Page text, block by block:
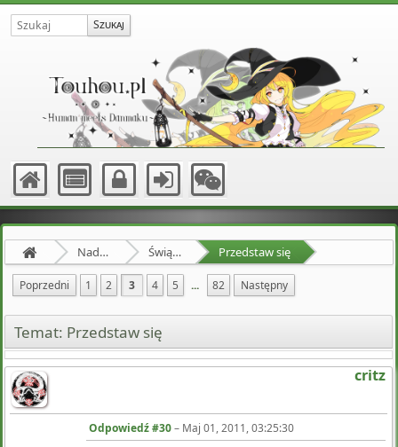
Nadprzyrodzona Granica Świątynia Hakurei Przedstaw się
Poprzedni 1 2 3 4 5 ... 82 Następny
Temat: Przedstaw się
critz
Odpowiedź #30– Maj 01, 2011, 03:25:30